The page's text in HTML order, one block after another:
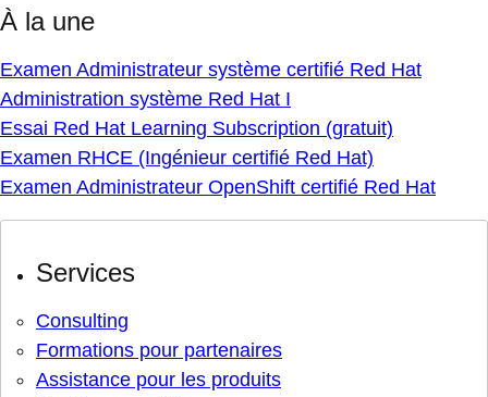
À la une
Examen Administrateur système certifié Red Hat
Administration système Red Hat I
Essai Red Hat Learning Subscription (gratuit)
Examen RHCE (Ingénieur certifié Red Hat)
Examen Administrateur OpenShift certifié Red Hat
Services
Consulting
Formations pour partenaires
Assistance pour les produits